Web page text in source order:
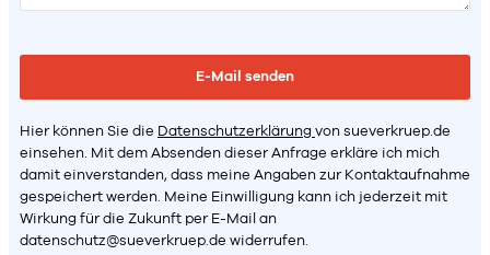
Hier können Sie die Datenschutzerklärung von sueverkruep.de
einsehen. Mit dem Absenden dieser Anfrage erkläre ich mich
damit einverstanden, dass meine Angaben zur Kontaktaufnahme
gespeichert werden. Meine Einwilligung kann ich jederzeit mit
Wirkung für die Zukunft per E-Mail an
datenschutz@sueverkruep.de widerrufen.